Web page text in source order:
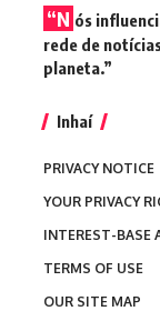
“N ós
rede de
planeta.”
Inhaí
PRIVACY NOTICE
YOUR PRIVACY
INTEREST-BASE
TERMS OF USE
OUR SITE MAP